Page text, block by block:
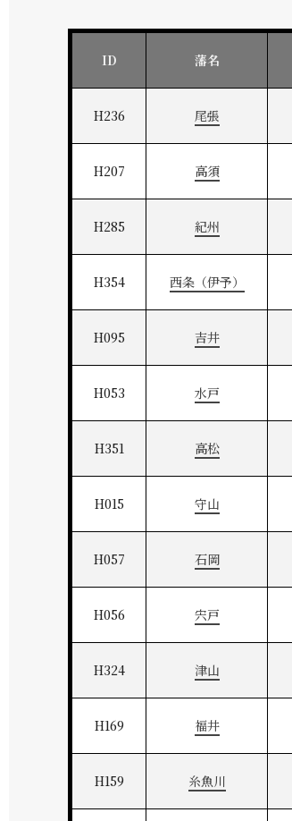
ID 藩名
H236 尾張
H207 高須
H285 紀州
H354 西条（伊予）
H095 吉井
H053 水戸
H351 高松
H015 守山
H057 石岡
H056 宍戸
H324 津山
H169 福井
H159 糸魚川